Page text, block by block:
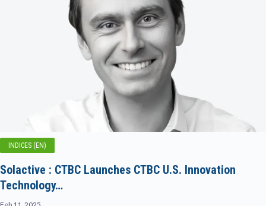
INDICES (EN)
Solactive : CTBC Launches CTBC U.S. Innovation
Technology…